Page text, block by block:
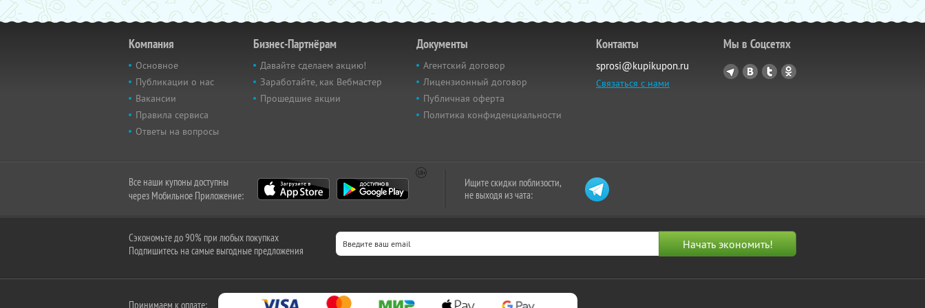
Компания
Основное
Публикации о нас
Вакансии
Правила сервиса
Ответы на вопросы
Бизнес-Партнёрам
Давайте сделаем акцию!
Заработайте, как Вебмастер
Прошедшие акции
Документы
Агентский договор
Лицензионный договор
Публичная оферта
Политика конфиденциальности
Контакты
sprosi@kupikupon.ru
Связаться с нами
Мы в Соцсетях
Все наши купоны доступны
через Мобильное Приложение:
Ищите скидки поблизости,
не выходя из чата:
Сэкономьте до 90% при любых покупках
Подпишитесь на самые выгодные предложения
Принимаем к оплате: